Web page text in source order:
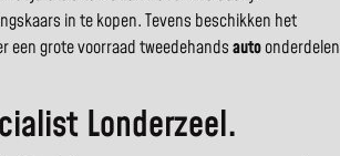
in te kopen. Tevens beschikken het
een grote voorraad tweedehandsautoonderdelen
Londerzeel.